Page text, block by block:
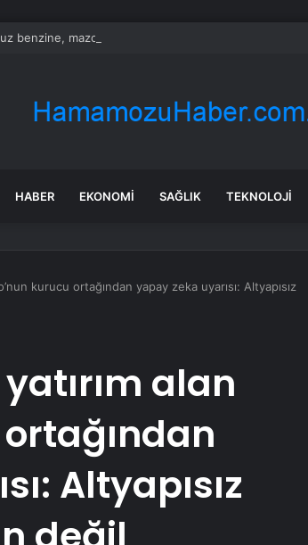
benzine, mazota, motorine zam veya indirim var mı?
HABER EKONOMI SAĞLIK TEKNOLOJI
kurucu ortağından yapay zeka uyarısı: Altyapısız
alan
Altyapısız